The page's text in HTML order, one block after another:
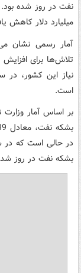
میلیارد دلار کاهش
آمار رسمی نشان
تلاش‌ها برای
است.
بشکه نفت در روز